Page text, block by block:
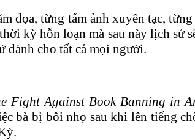
dọa, từng tấm ảnh xuyên tạc,
kỳ hỗn loạn mà sau này lịch sử
dành cho tất cả mọi người.
Fight Against Book Banning in
bà bị bôi nhọ sau khi lên tiếng